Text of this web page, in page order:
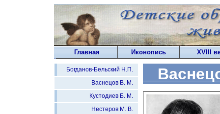
Главная Иконопись XVIII
Богданов-Бельский Н.П.
Васнецов В. М.
Кустодиев Б. М.
Нестеров М. В.